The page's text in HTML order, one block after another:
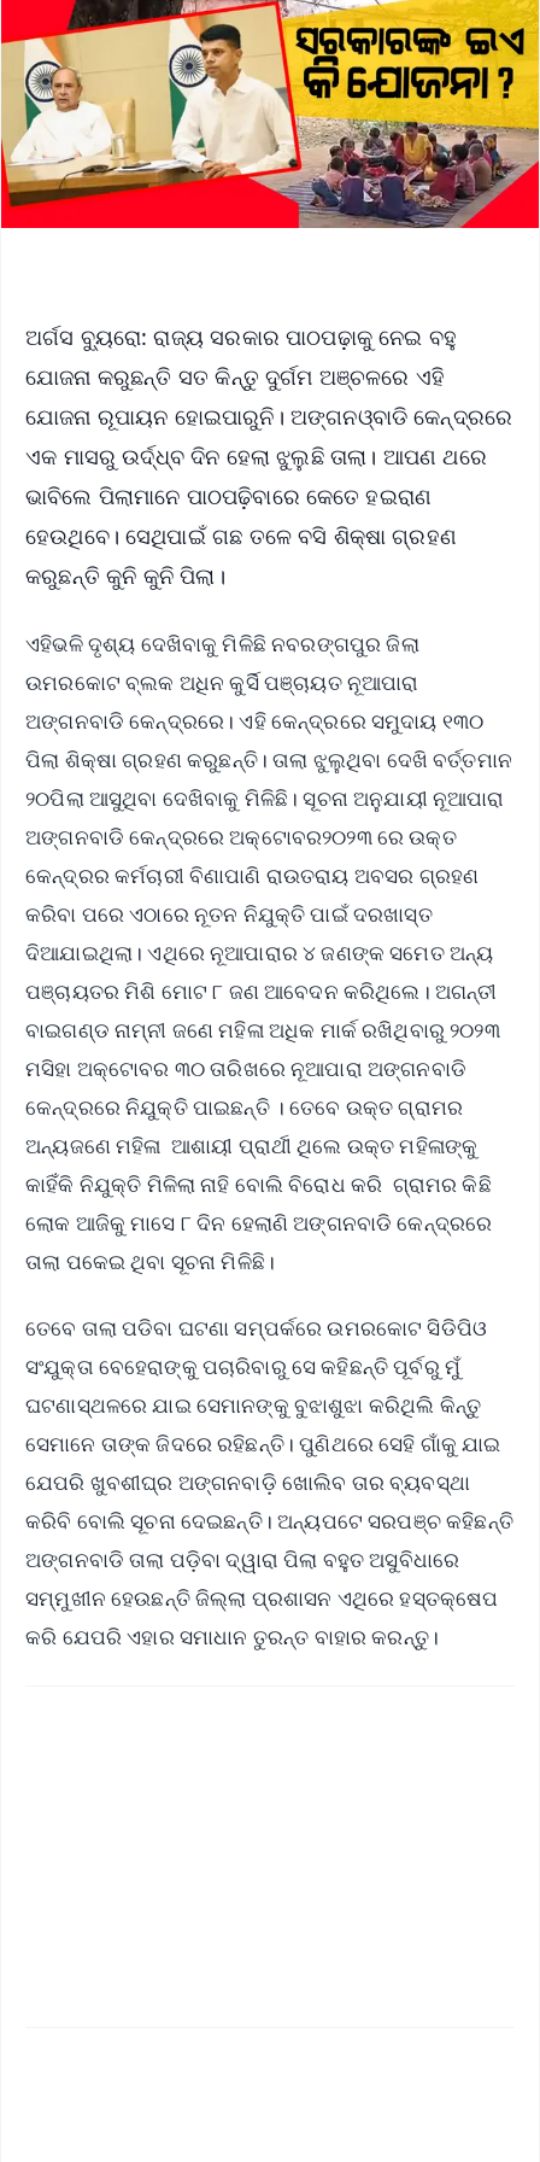
ଅର୍ଗସ ବ୍ୟୁରୋ: ରାଜ୍ୟ ସରକାର ପାଠପଢ଼ାକୁ ନେଇ ବହୁ
ଯୋଜନା କରୁଛନ୍ତି ସତ କିନ୍ତୁ ଦୁର୍ଗମ ଅଞ୍ଚଳରେ ଏହି
ଯୋଜନା ରୂପାୟନ ହୋଇପାରୁନି। ଅଙ୍ଗନଓ୍ବାଡି କେନ୍ଦ୍ରରେ
ଏକ ମାସରୁ ଉର୍ଦ୍ଧ୍ବ ଦିନ ହେଲା ଝୁଲୁଛି ତାଲା। ଆପଣ ଥରେ
ଭାବିଲେ ପିଲାମାନେ ପାଠପଢ଼ିବାରେ କେତେ ହଇରାଣ
ହେଉଥିବେ। ସେଥିପାଇଁ ଗଛ ତଳେ ବସି ଶିକ୍ଷା ଗ୍ରହଣ
କରୁଛନ୍ତି କୁନି କୁନି ପିଲା।
ଏହିଭଳି ଦୃଶ୍ୟ ଦେଖିବାକୁ ମିଳିଛି ନବରଙ୍ଗପୁର ଜିଲା
ଉମରକୋଟ ବ୍ଲକ ଅଧିନ କୁର୍ସି ପଞ୍ଚାୟତ ନୂଆପାରା
ଅଙ୍ଗନବାଡି କେନ୍ଦ୍ରରେ। ଏହି କେନ୍ଦ୍ରରେ ସମୁଦାୟ ୧୩୦
ପିଲା ଶିକ୍ଷା ଗ୍ରହଣ କରୁଛନ୍ତି। ତାଲା ଝୁଲୁଥିବା ଦେଖି ବର୍ତ୍ତମାନ
୨୦ପିଲା ଆସୁଥିବା ଦେଖିବାକୁ ମିଳିଛି। ସୂଚନା ଅନୁଯାୟୀ ନୂଆପାରା
ଅଙ୍ଗନବାଡି କେନ୍ଦ୍ରରେ ଅକ୍ଟୋବର୨୦୨୩ ରେ ଉକ୍ତ
କେନ୍ଦ୍ରର କର୍ମଚାରୀ ବିଣାପାଣି ରାଉତରାୟ ଅବସର ଗ୍ରହଣ
କରିବା ପରେ ଏଠାରେ ନୂତନ ନିଯୁକ୍ତି ପାଇଁ ଦରଖାସ୍ତ
ଦିଆଯାଇଥିଲା। ଏଥିରେ ନୂଆପାରାର ୪ ଜଣଙ୍କ ସମେତ ଅନ୍ୟ
ପଞ୍ଚାୟତର ମିଶି ମୋଟ ୮ ଜଣ ଆବେଦନ କରିଥିଲେ। ଅଗନ୍ତୀ
ବାଇଗଣ୍ଡ ନାମ୍ନୀ ଜଣେ ମହିଳା ଅଧିକ ମାର୍କ ରଖିଥିବାରୁ ୨୦୨୩
ମସିହା ଅକ୍ଟୋବର ୩୦ ତାରିଖରେ ନୂଆପାରା ଅଙ୍ଗନବାଡି
କେନ୍ଦ୍ରରେ ନିଯୁକ୍ତି ପାଇଛନ୍ତି । ତେବେ ଉକ୍ତ ଗ୍ରାମର
ଅନ୍ୟଜଣେ ମହିଳା ଆଶାୟୀ ପ୍ରାର୍ଥୀ ଥିଲେ ଉକ୍ତ ମହିଳାଙ୍କୁ
କାହିଁକି ନିଯୁକ୍ତି ମିଳିଲା ନାହି ବୋଲି ବିରୋଧ କରି ଗ୍ରାମର କିଛି
ଲୋକ ଆଜିକୁ ମାସେ ୮ ଦିନ ହେଲାଣି ଅଙ୍ଗନବାଡି କେନ୍ଦ୍ରରେ
ତାଲା ପକେଇ ଥିବା ସୂଚନା ମିଳିଛି।
ତେବେ ତାଲା ପଡିବା ଘଟଣା ସମ୍ପର୍କରେ ଉମରକୋଟ ସିଡିପିଓ
ସଂଯୁକ୍ତା ବେହେରାଙ୍କୁ ପଚାରିବାରୁ ସେ କହିଛନ୍ତି ପୂର୍ବରୁ ମୁଁ
ଘଟଣାସ୍ଥଳରେ ଯାଇ ସେମାନଙ୍କୁ ବୁଝାଶୁଝା କରିଥିଲି କିନ୍ତୁ
ସେମାନେ ତାଙ୍କ ଜିଦରେ ରହିଛନ୍ତି। ପୁଣିଥରେ ସେହି ଗାଁକୁ ଯାଇ
ଯେପରି ଖୁବଶୀଘ୍ର ଅଙ୍ଗନବାଡ଼ି ଖୋଲିବ ତାର ବ୍ୟବସ୍ଥା
କରିବି ବୋଲି ସୂଚନା ଦେଇଛନ୍ତି। ଅନ୍ୟପଟେ ସରପଞ୍ଚ କହିଛନ୍ତି
ଅଙ୍ଗନବାଡି ତାଲା ପଡ଼ିବା ଦ୍ୱାରା ପିଲା ବହୁତ ଅସୁବିଧାରେ
ସମ୍ମୁଖୀନ ହେଉଛନ୍ତି ଜିଲ୍ଲା ପ୍ରଶାସନ ଏଥିରେ ହସ୍ତକ୍ଷେପ
କରି ଯେପରି ଏହାର ସମାଧାନ ତୁରନ୍ତ ବାହାର କରନ୍ତୁ।